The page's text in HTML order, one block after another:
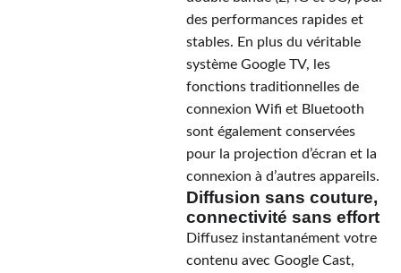
des performances rapides et
stables. En plus du véritable
système Google TV, les
fonctions traditionnelles de
connexion Wifi et Bluetooth
sont également conservées
pour la projection d’écran et la
connexion à d’autres appareils.
Diffusion sans couture,
connectivité sans effort
Diffusez instantanément votre
contenu avec Google Cast,